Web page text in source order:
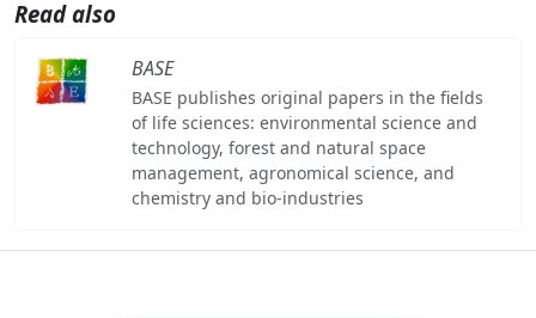
Read also
BASE
BASE publishes original papers in the fields
of life sciences: environmental science and
technology, forest and natural space
management, agronomical science, and
chemistry and bio-industries